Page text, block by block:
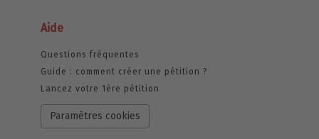
Aide
Questions fréquentes
Guide : comment créer une pétition ?
Lancez votre 1ère pétition
Paramètres cookies